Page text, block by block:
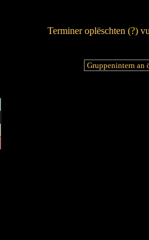
Terminer oplëschten (?)